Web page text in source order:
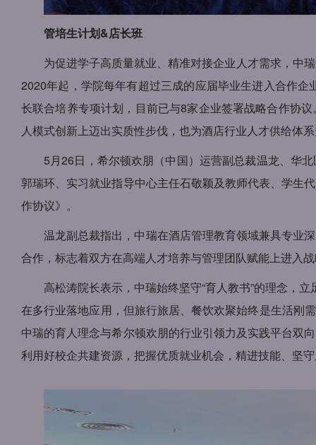
管培生计划&店长班
为促进学子高质量就业、精准对接企业人才需求，中
2020年起，学院每年有超过三成的应届毕业生进入合作
长联合培养专项计划，目前已与8家企业签署战略合作协
人模式创新上迈出实质性步伐，也为酒店行业人才供给体
5月26日，希尔顿欢朋（中国）运营副总裁温龙、华
郭瑞环、实习就业指导中心主任石敬颖及教师代表、学生
作协议》。
温龙副总裁指出，中瑞在酒店管理教育领域兼具专业
合作，标志着双方在高端人才培养与管理团队赋能上进入
高松涛院长表示，中瑞始终坚守“育人教书”的理念，
在多行业落地应用，但旅行旅居、餐饮欢聚始终是生活刚
中瑞的育人理念与希尔顿欢朋的行业引领力及实践平台双
利用好校企共建资源，把握优质就业机会，精进技能、坚